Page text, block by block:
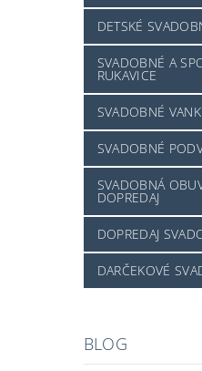
DETSKÉ
SVADOBNÉ A
RUKAVICE
SVADOBNÉ
SVADOBNÉ
SVADOBNÁ
DOPREDAJ
DOPREDAJ
DARČEKOVÉ
BLOG